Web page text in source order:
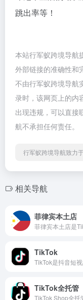
跳出率等！
本站行军蚁跨境导航
外部链接的准确性和
不由行军蚁跨境导航
录时，该网页上的内
出现违规，可以直接
航不承担任何责任。
行军蚁跨境导航致力
相关导航
菲律宾本土店
TikTok
TikTok全托管